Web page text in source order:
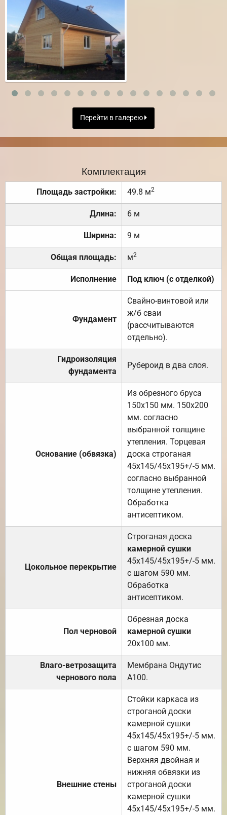
Перейти в галерею
Комплектация
Площадь застройки: 49.8 м2
Длина: 6 м
Ширина: 9 м
Общая площадь: м2
Исполнение Под ключ (с отделкой)
Фундамент
Свайно-винтовой или
ж/б сваи
(рассчитываются
отдельно).
Гидроизоляция
фундамента
Рубероид в два слоя.
Основание (обвязка)
Из обрезного бруса
150х150 мм. 150х200
мм. согласно
выбранной толщине
утепления. Торцевая
доска строганая
45х145/45х195+/-5 мм.
согласно выбранной
толщине утепления.
Обработка
антисептиком.
Цокольное перекрытие
Строганая доска
камерной сушки
45х145/45х195+/-5 мм.
с шагом 590 мм.
Обработка
антисептиком.
Пол черновой
Обрезная доска
камерной сушки
20х100 мм.
Влаго-ветрозащита
чернового пола
Мембрана Ондутис
А100.
Внешние стены
Стойки каркаса из
строганой доски
камерной сушки
45х145/45х195+/-5 мм.
с шагом 590 мм.
Верхняя двойная и
нижняя обвязки из
строганой доски
камерной сушки
45х145/45х195+/-5 мм.